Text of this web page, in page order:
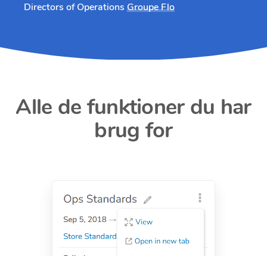
Directors of Operations Groupe Flo
Alle de funktioner du har
brug for